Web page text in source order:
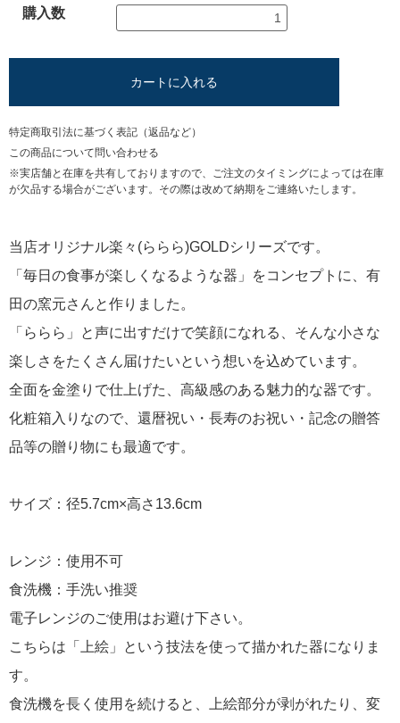
購入数
カートに入れる
特定商取引法に基づく表記（返品など）
この商品について問い合わせる
※実店舗と在庫を共有しておりますので、ご注文のタイミングによっては在庫
が欠品する場合がございます。その際は改めて納期をご連絡いたします。
当店オリジナル楽々(ららら)GOLDシリーズです。
「毎日の食事が楽しくなるような器」をコンセプトに、有
田の窯元さんと作りました。
「ららら」と声に出すだけで笑顔になれる、そんな小さな
楽しさをたくさん届けたいという想いを込めています。
全面を金塗りで仕上げた、高級感のある魅力的な器です。
化粧箱入りなので、還暦祝い・長寿のお祝い・記念の贈答
品等の贈り物にも最適です。
サイズ：径5.7cm×高さ13.6cm
レンジ：使用不可
食洗機：手洗い推奨
電子レンジのご使用はお避け下さい。
こちらは「上絵」という技法を使って描かれた器になりま
す。
食洗機を長く使用を続けると、上絵部分が剥がれたり、変